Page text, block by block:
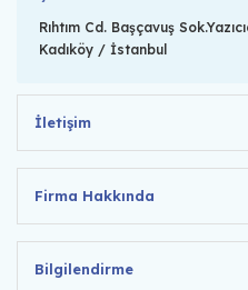
Rıhtım Cd. Başçavuş
Kadıköy / İstanbul
İletişim
Firma Hakkında
Bilgilendirme